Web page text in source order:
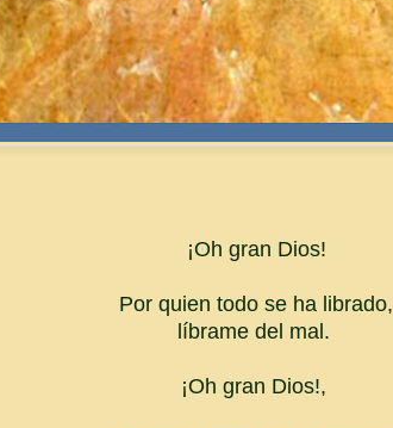
¡Oh gran Dios!
Por quien todo se ha librado,
líbrame del mal.
¡Oh gran Dios!,